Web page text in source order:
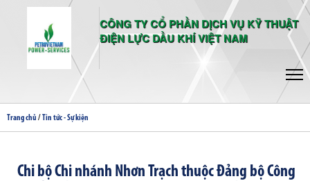
CÔNG TY CỔ PHẦN DỊCH VỤ KỸ THUẬT
ĐIỆN LỰC DẦU KHÍ VIỆT NAM
Trang chủ / Tin tức - Sự kiện
Chi bộ Chi nhánh Nhơn Trạch thuộc Đảng bộ Công